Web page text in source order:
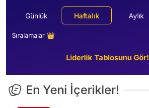
Günlük Haftalık Aylık
Sıralamalar 👑
Liderlik Tablosunu Gör!
En Yeni İçerikler!